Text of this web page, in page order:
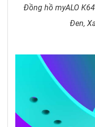
Đồng hồ myALO
Đen,